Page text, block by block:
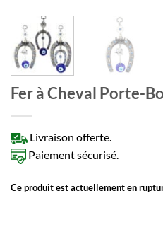
Fer à Cheval Porte-
Livraison offerte.
Paiement sécurisé.
Ce produit est actuellement en